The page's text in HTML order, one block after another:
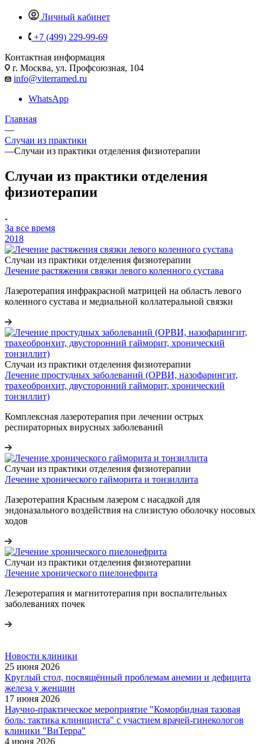
Личный кабинет
+7 (499) 229-99-69
Контактная информация
г. Москва, ул. Профсоюзная, 104
info@viterramed.ru
WhatsApp
Главная
—
Случаи из практики
—Случаи из практики отделения физиотерапии
Случаи из практики отделения
физиотерапии
За все время
2018
Случаи из практики отделения физиотерапии
Лечение растяжения связки левого коленного сустава
Лазеротерапия инфракрасной матрицей на область левого
коленного сустава и медиальной коллатеральной связки
Случаи из практики отделения физиотерапии
Лечение простудных заболеваний (ОРВИ, назофарингит,
трахеобронхит, двусторонний гайморит, хронический
тонзиллит)
Комплексная лазеротерапия при лечении острых
респираторных вирусных заболеваний
Случаи из практики отделения физиотерапии
Лечение хронического гайморита и тонзиллита
Лазеротерапия Красным лазером с насадкой для
эндоназального воздействия на слизистую оболочку носовых
ходов
Случаи из практики отделения физиотерапии
Лечение хронического пиелонефрита
Лезеротерапия и магнитотерапия при воспалительных
заболеваниях почек
Новости клиники
25 июня 2026
Круглый стол, посвящённый проблемам анемии и дефицита
железа у женщин
17 июня 2026
Научно-практическое мероприятие "Коморбидная тазовая
боль: тактика клинициста" с участием врачей-гинекологов
клиники "ВиТерра"
4 июня 2026